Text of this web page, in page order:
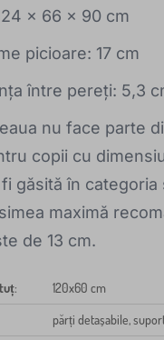
x 66 x 90 cm
picioare: 17 cm
între pereți: 5,3
nu face parte
copii cu
găsită în categoria
maximă
de 13 cm.
: 120x60 cm
părți detașabile,